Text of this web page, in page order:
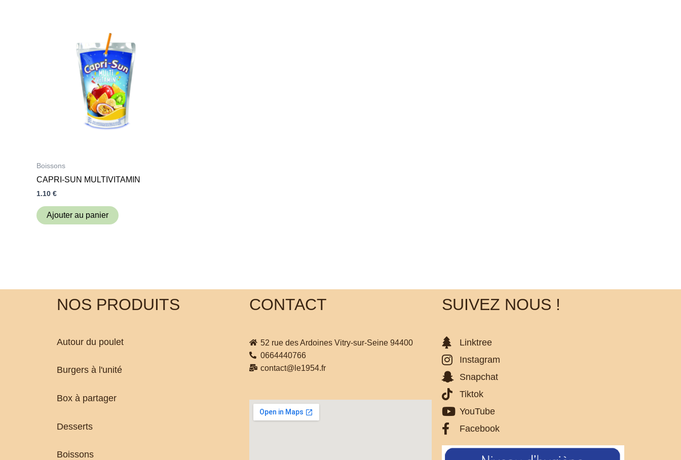
Boissons
CAPRI-SUN MULTIVITAMIN
1.10 €
Ajouter au panier
NOS PRODUITS
Autour du poulet
Burgers à l'unité
Box à partager
Desserts
Boissons
CONTACT
52 rue des Ardoines Vitry-sur-Seine 94400
0664440766
contact@le1954.fr
SUIVEZ NOUS !
Linktree
Instagram
Snapchat
Tiktok
YouTube
Facebook